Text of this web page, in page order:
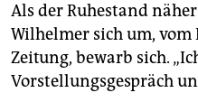
Als der Ruhestand
Wilhelmer sich um, vom
Zeitung, bewarb sich.
Vorstellungsgespräch